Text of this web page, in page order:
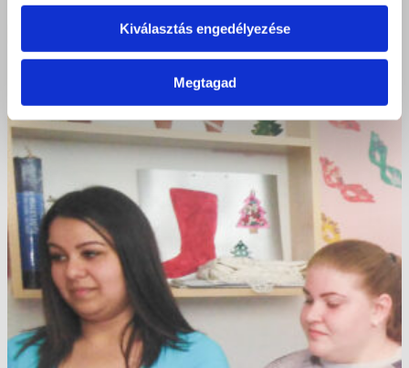
Kiválasztás engedélyezése
Megtagad